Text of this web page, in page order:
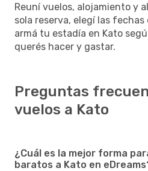
Reuní vuelos, alojamiento y
sola reserva, elegí las
armá tu estadía en Kato
querés hacer y gastar.
Preguntas
vuelos a Kato
¿Cuál es la mejor forma
baratos a Kato en